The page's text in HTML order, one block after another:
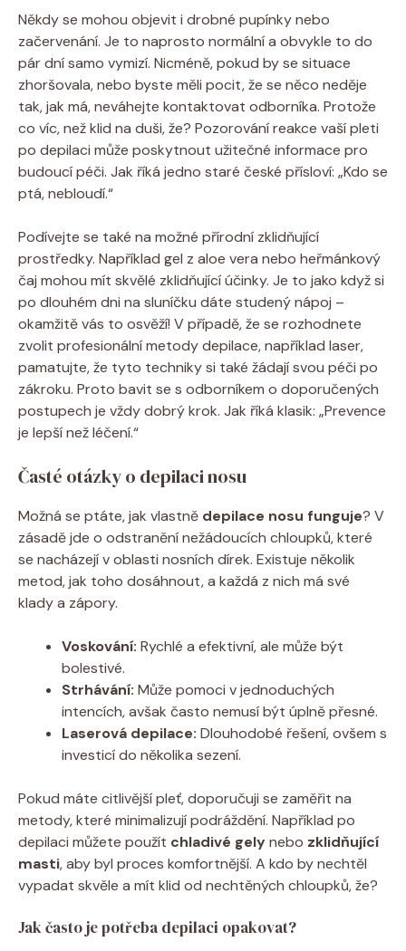
Někdy se mohou objevit i drobné pupínky nebo
začervenání. Je to naprosto normální a obvykle to do
pár dní samo vymizí. Nicméně, pokud by se situace
zhoršovala, nebo byste měli pocit, že se něco neděje
tak, jak má, neváhejte kontaktovat odborníka. Protože
co víc, než klid na duši, že? Pozorování reakce vaší pleti
po depilaci může poskytnout užitečné informace pro
budoucí péči. Jak říká jedno staré české přísloví: „Kdo se
ptá, nebloudí.“
Podívejte se také na možné přírodní zklidňující
prostředky. Například gel z aloe vera nebo heřmánkový
čaj mohou mít skvělé zklidňující účinky. Je to jako když si
po dlouhém dni na sluníčku dáte studený nápoj –
okamžitě vás to osvěží! V případě, že se rozhodnete
zvolit profesionální metody depilace, například laser,
pamatujte, že tyto techniky si také žádají svou péči po
zákroku. Proto bavit se s odborníkem o doporučených
postupech je vždy dobrý krok. Jak říká klasik: „Prevence
je lepší než léčení.“
Časté otázky o depilaci nosu
Možná se ptáte, jak vlastně depilace nosu funguje? V
zásadě jde o odstranění nežádoucích chloupků, které
se nacházejí v oblasti nosních dírek. Existuje několik
metod, jak toho dosáhnout, a každá z nich má své
klady a zápory.
Voskování: Rychlé a efektivní, ale může být
bolestivé.
Strhávání: Může pomoci v jednoduchých
intencích, avšak často nemusí být úplně přesné.
Laserová depilace: Dlouhodobé řešení, ovšem s
investicí do několika sezení.
Pokud máte citlivější pleť, doporučuji se zaměřit na
metody, které minimalizují podráždění. Například po
depilaci můžete použít chladivé gelynebo zklidňující
masti, aby byl proces komfortnější. A kdo by nechtěl
vypadat skvěle a mít klid od nechtěných chloupků, že?
Jak často je potřeba depilaci opakovat?